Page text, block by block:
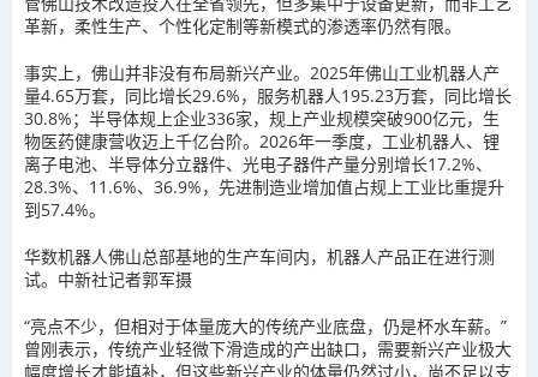
革新，柔性生产、个性化定制等新模式的渗透率仍然有限。
事实上，佛山并非没有布局新兴产业。2025年佛山工业机器人产
量4.65万套，同比增长29.6%，服务机器人195.23万套，同比增长
30.8%；半导体规上企业336家，规上产业规模突破900亿元，生
物医药健康营收迈上千亿台阶。2026年一季度，工业机器人、锂
离子电池、半导体分立器件、光电子器件产量分别增长17.2%、
28.3%、11.6%、36.9%，先进制造业增加值占规上工业比重提升
到57.4%。
华数机器人佛山总部基地的生产车间内，机器人产品正在进行测
试。中新社记者郭军摄
“亮点不少，但相对于体量庞大的传统产业底盘，仍是杯水车薪。”
曾刚表示，传统产业轻微下滑造成的产出缺口，需要新兴产业极大
幅度增长才能填补，但这些新兴产业的体量仍然过小，尚不足以支